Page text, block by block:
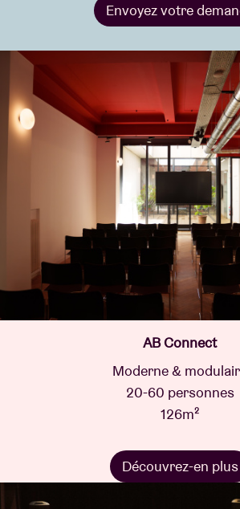
Chèque-concert
À propos de l'AB
Contact
Envoyez votre
AB Connect
Moderne &
20-60 personnes
126m²
Découvrez-en plus